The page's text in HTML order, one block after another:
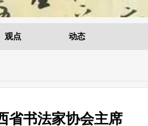
观点 动态
省书法家协会主席